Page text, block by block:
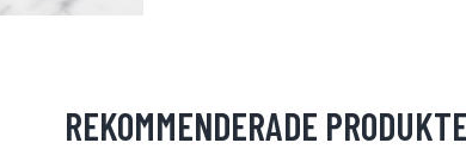
REKOMMENDERADE